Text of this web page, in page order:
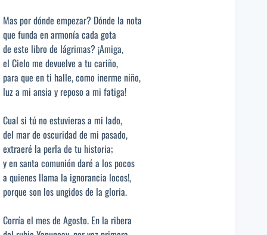
Mas por dónde empezar? Dónde la nota
que funda en armonía cada gota
de este libro de lágrimas? ¡Amiga,
el Cielo me devuelve a tu cariño,
para que en ti halle, como inerme niño,
luz a mi ansia y reposo a mi fatiga!
Cual si tú no estuvieras a mi lado,
del mar de oscuridad de mi pasado,
extraeré la perla de tu historia;
y en santa comunión daré a los pocos
a quienes llama la ignorancia locos!,
porque son los ungidos de la gloria.
Corría el mes de Agosto. En la ribera